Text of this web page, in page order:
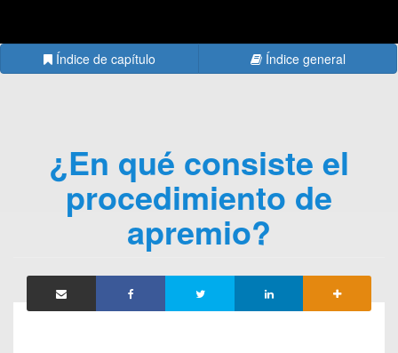
Índice de capítulo Índice general
¿En qué consiste el
procedimiento de
apremio?